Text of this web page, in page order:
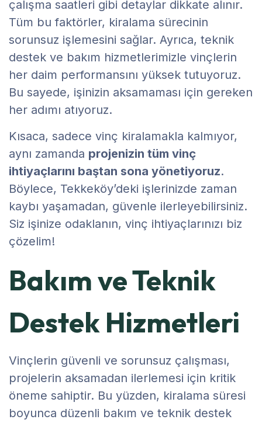
çalışma saatleri gibi detaylar dikkate alınır.
Tüm bu faktörler, kiralama sürecinin
sorunsuz işlemesini sağlar. Ayrıca, teknik
destek ve bakım hizmetlerimizle vinçlerin
her daim performansını yüksek tutuyoruz.
Bu sayede, işinizin aksamaması için gereken
her adımı atıyoruz.
Kısaca, sadece vinç kiralamakla kalmıyor,
aynı zamanda projenizin tüm vinç
ihtiyaçlarını baştan sona yönetiyoruz.
Böylece, Tekkeköy’deki işlerinizde zaman
kaybı yaşamadan, güvenle ilerleyebilirsiniz.
Siz işinize odaklanın, vinç ihtiyaçlarınızı biz
çözelim!
Bakım ve Teknik
Destek Hizmetleri
Vinçlerin güvenli ve sorunsuz çalışması,
projelerin aksamadan ilerlemesi için kritik
öneme sahiptir. Bu yüzden, kiralama süresi
boyunca düzenli bakım ve teknik destek